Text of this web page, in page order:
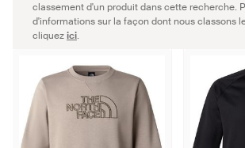
classement d'un produit dans cette recherche.
d'informations sur la façon dont nous classons
cliquezici.